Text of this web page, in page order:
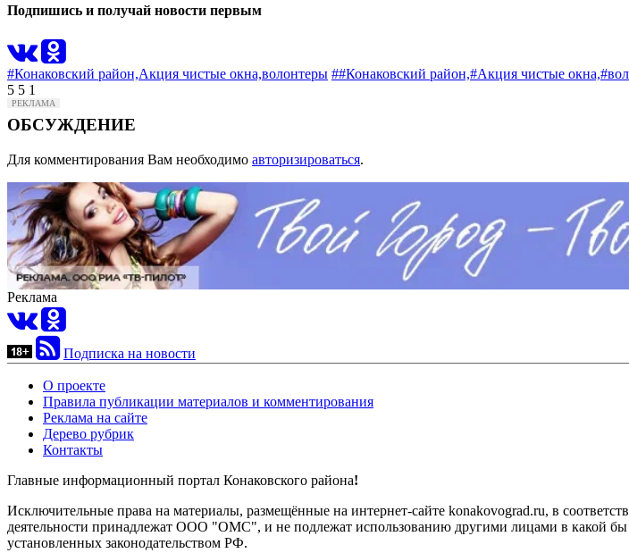
Подпишись и получай новости первым
#Конаковский район,Акция чистые окна,волонтеры ##Конаковский район,#Акция чистые окна,
5 5 1
ОБСУЖДЕНИЕ
Для комментирования Вам необходимо авторизироваться.
Реклама
Подписка на новости
О проекте
Правила публикации материалов и комментирования
Реклама на сайте
Дерево рубрик
Контакты
Главные информационный портал Конаковского района!
Исключительные права на материалы, размещённые на интернет-сайте konakovograd.ru, в
деятельности принадлежат ООО "ОМС", и не подлежат использованию другими лицами в какой бы
установленных законодательством РФ.